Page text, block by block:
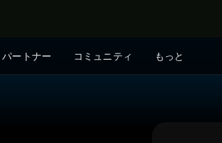
パートナー コミュニティ もっと